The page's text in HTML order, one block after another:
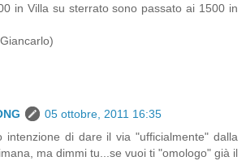
in Villa su sterrato sono passato ai 1500 in
05 ottobre, 2011 16:35
intenzione di dare il via "ufficialmente" dalla
ma dimmi tu...se vuoi ti "omologo" già il